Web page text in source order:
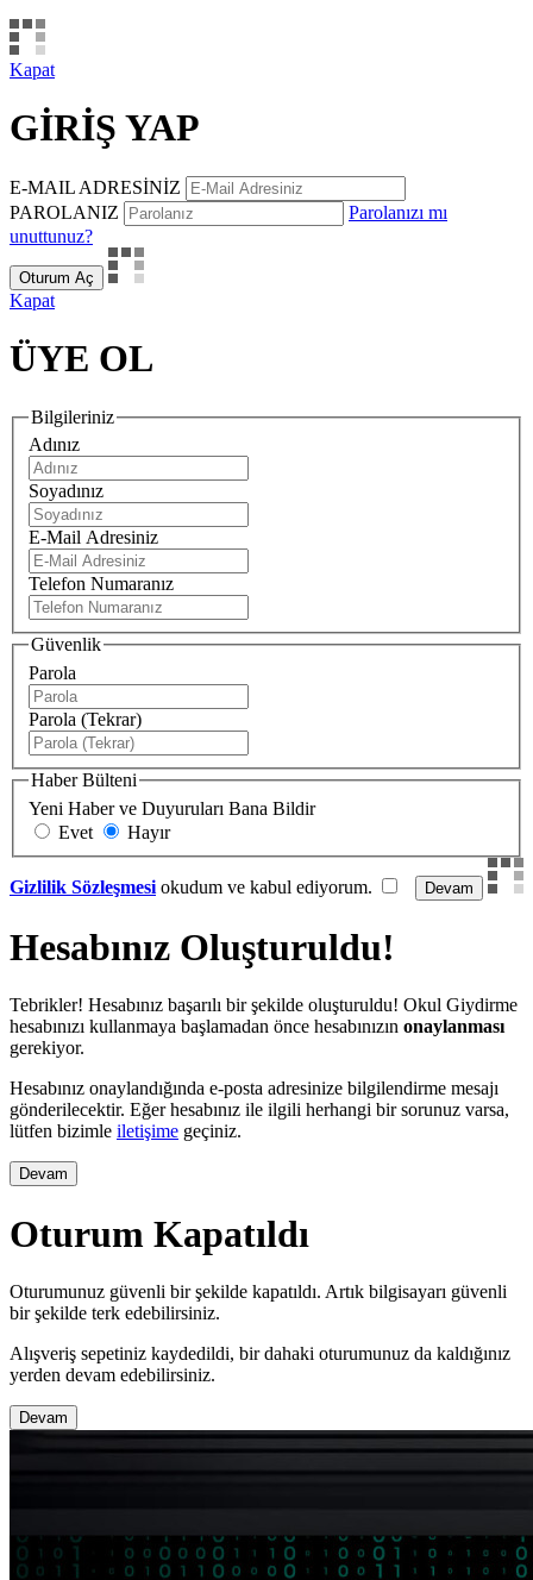
Kapat
GİRİŞ YAP
E-MAIL ADRESİNİZ
PAROLANIZ
Parolanızı mı
unuttunuz?
Oturum Aç
Kapat
ÜYE OL
Bilgileriniz
Adınız
Soyadınız
E-Mail Adresiniz
Telefon Numaranız
Güvenlik
Parola
Parola (Tekrar)
Haber Bülteni
Yeni Haber ve Duyuruları Bana Bildir
Evet
Hayır
Gizlilik Sözleşmesi okudum ve kabul ediyorum.
Hesabınız Oluşturuldu!
Tebrikler! Hesabınız başarılı bir şekilde oluşturuldu! Okul Giydirme
hesabınızı kullanmaya başlamadan önce hesabınızın onaylanması
gerekiyor.
Hesabınız onaylandığında e-posta adresinize bilgilendirme mesajı
gönderilecektir. Eğer hesabınız ile ilgili herhangi bir sorunuz varsa,
lütfen bizimle iletişime geçiniz.
Devam
Oturum Kapatıldı
Oturumunuz güvenli bir şekilde kapatıldı. Artık bilgisayarı güvenli
bir şekilde terk edebilirsiniz.
Alışveriş sepetiniz kaydedildi, bir dahaki oturumunuz da kaldığınız
yerden devam edebilirsiniz.
Devam